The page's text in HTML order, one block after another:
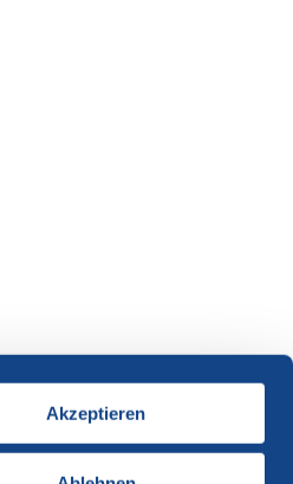
Akzeptieren